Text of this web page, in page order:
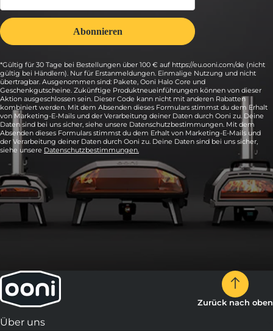
*Gültig für 30 Tage bei Bestellungen über 100 € auf https://eu.ooni.com/de (nicht
gültig bei Händlern). Nur für Erstanmeldungen. Einmalige Nutzung und nicht
übertragbar. Ausgenommen sind: Pakete, Ooni Halo Core und
Geschenkgutscheine. Zukünftige Produktneueinführungen können von dieser
Aktion ausgeschlossen sein. Dieser Code kann nicht mit anderen Rabatten
kombiniert werden. Mit dem Absenden dieses Formulars stimmst du dem Erhalt
von Marketing-E-Mails und der Verarbeitung deiner Daten durch Ooni zu. Deine
Daten sind bei uns sicher, siehe unsere Datenschutzbestimmungen. Mit dem
Absenden dieses Formulars stimmst du dem Erhalt von Marketing-E-Mails und
der Verarbeitung deiner Daten durch Ooni zu. Deine Daten sind bei uns sicher,
siehe unsere Datenschutzbestimmungen.
Zurück nach oben
Über uns